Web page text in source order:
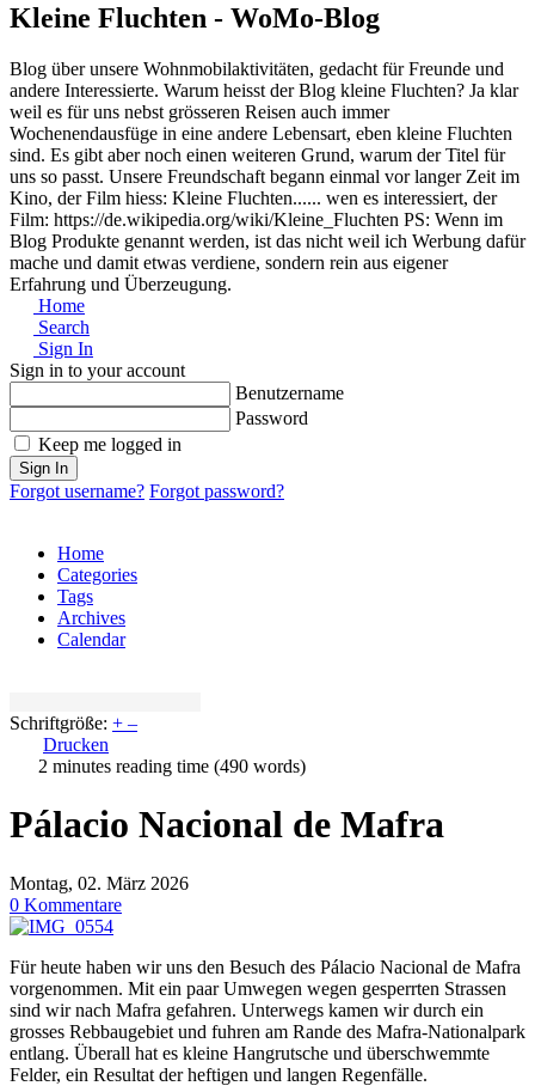
Kleine Fluchten - WoMo-Blog
Blog über unsere Wohnmobilaktivitäten, gedacht für Freunde und
andere Interessierte. Warum heisst der Blog kleine Fluchten? Ja klar
weil es für uns nebst grösseren Reisen auch immer
Wochenendausfüge in eine andere Lebensart, eben kleine Fluchten
sind. Es gibt aber noch einen weiteren Grund, warum der Titel für
uns so passt. Unsere Freundschaft begann einmal vor langer Zeit im
Kino, der Film hiess: Kleine Fluchten...... wen es interessiert, der
Film: https://de.wikipedia.org/wiki/Kleine_Fluchten PS: Wenn im
Blog Produkte genannt werden, ist das nicht weil ich Werbung dafür
mache und damit etwas verdiene, sondern rein aus eigener
Erfahrung und Überzeugung.
Home
Search
Sign In
Sign in to your account
Benutzername
Password
Keep me logged in
Sign In
Forgot username? Forgot password?
Home
Categories
Tags
Archives
Calendar
Schriftgröße: + –
Drucken
2 minutes reading time (490 words)
Pálacio Nacional de Mafra
Montag, 02. März 2026
0 Kommentare
Für heute haben wir uns den Besuch des Pálacio Nacional de Mafra
vorgenommen. Mit ein paar Umwegen wegen gesperrten Strassen
sind wir nach Mafra gefahren. Unterwegs kamen wir durch ein
grosses Rebbaugebiet und fuhren am Rande des Mafra-Nationalpark
entlang. Überall hat es kleine Hangrutsche und überschwemmte
Felder, ein Resultat der heftigen und langen Regenfälle.